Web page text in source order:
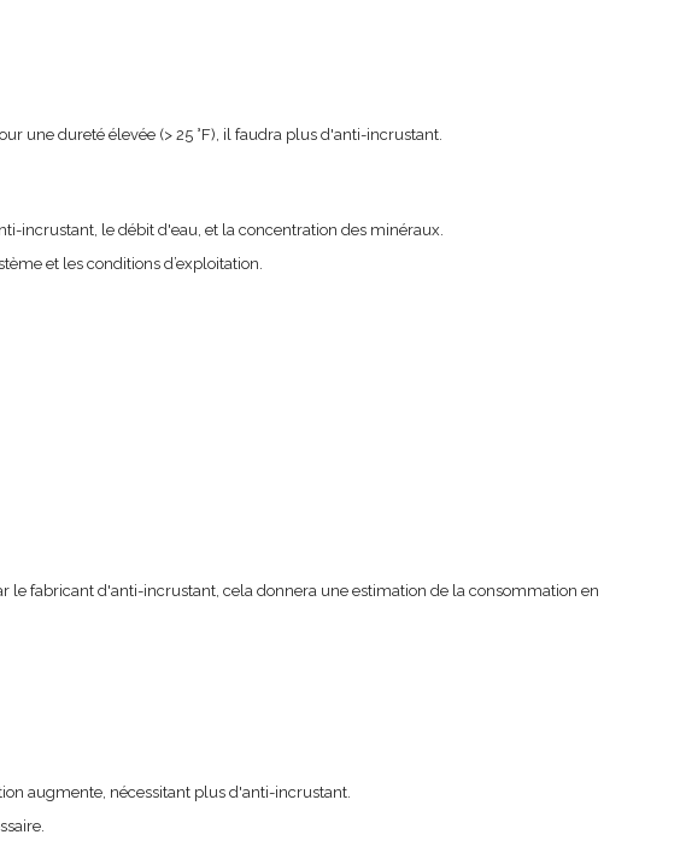
une dureté élevée (> 25 °F), il faudra plus d'anti-incrustant.
incrustant, le débit d'eau, et la concentration des minéraux.
et les conditions d’exploitation.
le fabricant d'anti-incrustant, cela donnera une estimation de la consommation en
augmente, nécessitant plus d'anti-incrustant.